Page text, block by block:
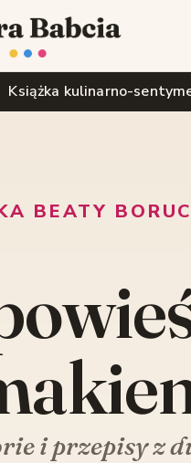
Książka kulinarno-
BEATY
i przepisy z